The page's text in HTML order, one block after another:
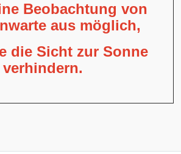
Beobachtung von
aus möglich,
die Sicht zur Sonne
verhindern.